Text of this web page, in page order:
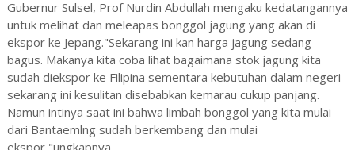
Gubernur Sulsel, Prof Nurdin Abdullah mengaku kedatangannya
untuk melihat dan meleapas bonggol jagung yang akan di
ekspor ke Jepang."Sekarang ini kan harga jagung sedang
bagus. Makanya kita coba lihat bagaimana stok jagung kita
sudah diekspor ke Filipina sementara kebutuhan dalam negeri
sekarang ini kesulitan disebabkan kemarau cukup panjang.
Namun intinya saat ini bahwa limbah bonggol yang kita mulai
dari Bantaemlng sudah berkembang dan mulai
ekspor,"ungkapnya.